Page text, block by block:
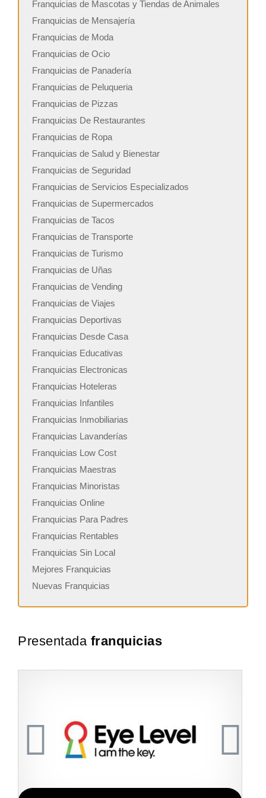
Franquicias de Mascotas y Tiendas de Animales
Franquicias de Mensajería
Franquicias de Moda
Franquicias de Ocio
Franquicias de Panadería
Franquicias de Peluqueria
Franquicias de Pizzas
Franquicias De Restaurantes
Franquicias de Ropa
Franquicias de Salud y Bienestar
Franquicias de Seguridad
Franquicias de Servicios Especializados
Franquicias de Supermercados
Franquicias de Tacos
Franquicias de Transporte
Franquicias de Turismo
Franquicias de Uñas
Franquicias de Vending
Franquicias de Viajes
Franquicias Deportivas
Franquicias Desde Casa
Franquicias Educativas
Franquicias Electronicas
Franquicias Hoteleras
Franquicias Infantiles
Franquicias Inmobiliarias
Franquicias Lavanderías
Franquicias Low Cost
Franquicias Maestras
Franquicias Minoristas
Franquicias Online
Franquicias Para Padres
Franquicias Rentables
Franquicias Sin Local
Mejores Franquicias
Nuevas Franquicias
Presentada franquicias